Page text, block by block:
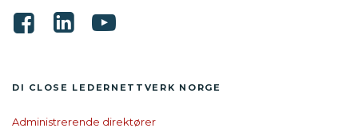
DI CLOSE LEDER­NETTVERK NORGE
Administrerende direktører